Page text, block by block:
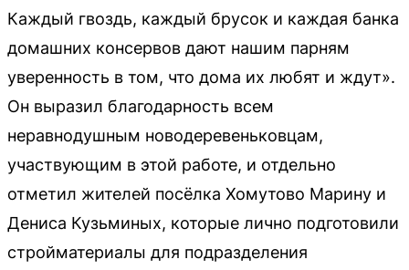
Каждый гвоздь, каждый брусок и каждая банка
домашних консервов дают нашим парням
уверенность в том, что дома их любят и ждут».
Он выразил благодарность всем
неравнодушным новодеревеньковцам,
участвующим в этой работе, и отдельно
отметил жителей посёлка Хомутово Марину и
Дениса Кузьминых, которые лично подготовили
стройматериалы для подразделения